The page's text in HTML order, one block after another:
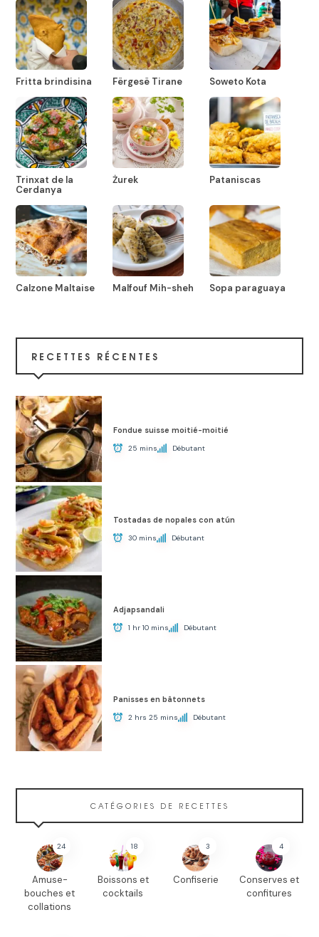
Fritta brindisina Fërgesë Tirane Soweto Kota
Trinxat de la
Cerdanya
Żurek Pataniscas
Calzone Maltaise Malfouf Mih-sheh Sopa paraguaya
RECETTES RÉCENTES
Fondue suisse moitié-moitié
25 mins Débutant
Tostadas de nopales con atún
30 mins Débutant
Adjapsandali
1 hr 10 mins Débutant
Panisses en bâtonnets
2 hrs 25 mins Débutant
CATÉGORIES DE RECETTES
24
Amuse-
bouches et
collations
18
Boissons et
cocktails
3
Confiserie
4
Conserves et
confitures